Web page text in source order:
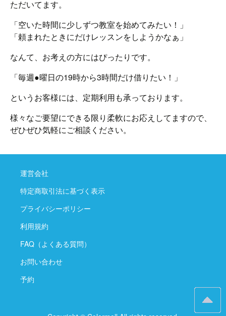
ただいてます。
「空いた時間に少しずつ教室を始めてみたい！」
「頼まれたときにだけレッスンをしようかなぁ」
なんて、お考えの方にはぴったりです。
「毎週●曜日の19時から3時間だけ借りたい！」
というお客様には、定期利用も承っております。
様々なご要望にできる限り柔軟にお応えしてますので、
ぜひぜひ気軽にご相談ください。
運営会社
特定商取引法に基づく表示
プライバシーポリシー
利用規約
FAQ（よくある質問）
お問い合わせ
予約